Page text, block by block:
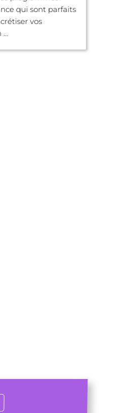
qui sont parfaits
vos